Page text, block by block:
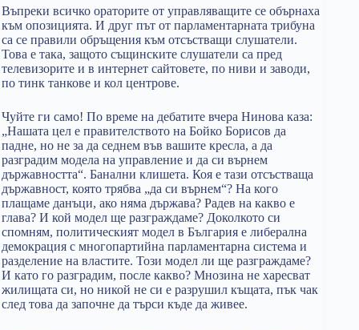
Въпреки всичко ораторите от управляващите се обърнаха
към опозицията. И друг път от парламентарната трибуна
са се правили обръщения към отсъстващи слушатели.
Това е така, защото същинските слушатели са пред
телевизорите и в интернет сайтовете, по ниви и заводи,
по тинк танкове и кол центрове.
Чуйте ги само! По време на дебатите вчера Нинова каза:
„Нашата цел е правителството на Бойко Борисов да
падне, но не за да седнем във вашите кресла, а да
разградим модела на управление и да си върнем
държавността“. Банални клишета. Коя е тази отсъстваща
държавност, която трябва „да си върнем“? На кого
плащаме данъци, ако няма държава? Радев на какво е
глава? И кой модел ще разграждаме? Доколкото си
спомням, политическият модел в България е либерална
демокрация с многопартийна парламентарна система и
разделение на властите. Този модел ли ще разграждаме?
И като го разградим, после какво? Мнозина не харесват
жилищата си, но никой не си е разрушил къщата, пък чак
след това да започне да търси къде да живее.